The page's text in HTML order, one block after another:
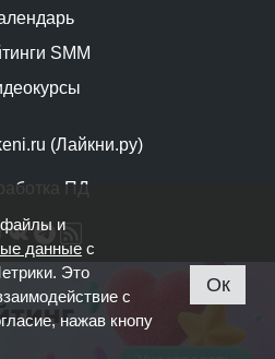
(Лайкни.ру)
ПД
SMM
файлы и
данные с
Это
с
нажав кнопу
Ок